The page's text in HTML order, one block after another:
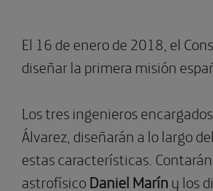
El 16 de enero de 2018, el
diseñar la primera misión
Los tres ingenieros
Álvarez, diseñarán a lo largo
estas características.
astrofísicoDaniel Maríny los